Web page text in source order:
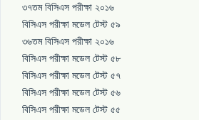
৩৭তম বিসিএস পরীক্ষা ২০১৬
বিসিএস পরীক্ষা মডেল টেস্ট ৫৯
৩৬তম বিসিএস পরীক্ষা ২০১৬
বিসিএস পরীক্ষা মডেল টেস্ট ৫৮
বিসিএস পরীক্ষা মডেল টেস্ট ৫৭
বিসিএস পরীক্ষা মডেল টেস্ট ৫৬
বিসিএস পরীক্ষা মডেল টেস্ট ৫৫